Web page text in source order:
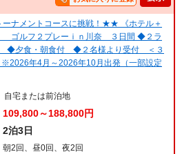
ナメントコースに挑戦！★★ 《ホテル＋
ゴルフ２プレーｉｎ川奈 ３日間 ◆２ラ
◆夕食・朝食付 ◆２名様より受付 ＜３
※2026年4月～2026年10月出発（一部設定
自宅または前泊地
109,800～188,800円
2泊3日
朝2回、昼0回、夜2回